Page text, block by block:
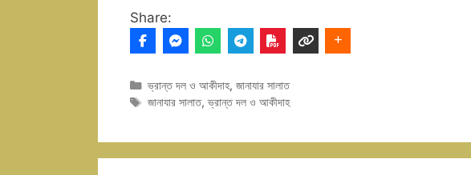
Share:
Categories
ভ্রান্ত দল ও আকীদাহ, জানাযার সালাত
Tags
জানাযার সালাত,ভ্রান্ত দল ও আকীদাহ